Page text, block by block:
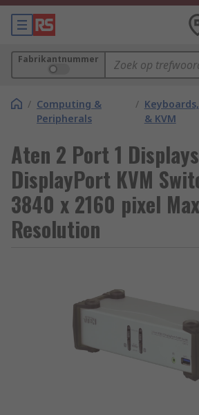
Fabrikantnummer
/ Computing &
Peripherals
/
& KVM
Aten 2 Port 1
DisplayPort KVM
3840 x 2160 pixel
Resolution